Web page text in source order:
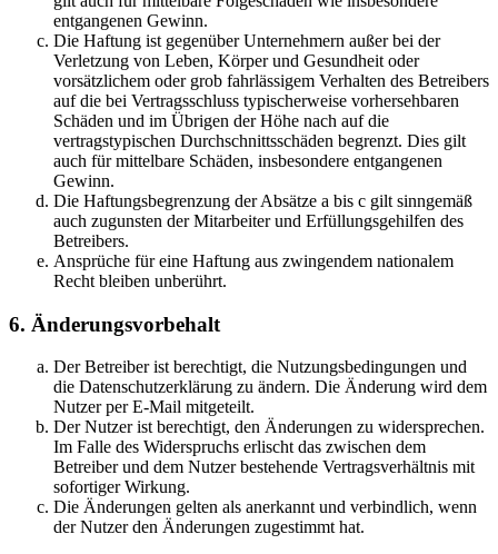
entgangenen Gewinn.
Die Haftung ist gegenüber Unternehmern außer bei der
Verletzung von Leben, Körper und Gesundheit oder
vorsätzlichem oder grob fahrlässigem Verhalten des Betreibers
auf die bei Vertragsschluss typischerweise vorhersehbaren
Schäden und im Übrigen der Höhe nach auf die
vertragstypischen Durchschnittsschäden begrenzt. Dies gilt
auch für mittelbare Schäden, insbesondere entgangenen
Gewinn.
Die Haftungsbegrenzung der Absätze a bis c gilt sinngemäß
auch zugunsten der Mitarbeiter und Erfüllungsgehilfen des
Betreibers.
Ansprüche für eine Haftung aus zwingendem nationalem
Recht bleiben unberührt.
6. Änderungsvorbehalt
Der Betreiber ist berechtigt, die Nutzungsbedingungen und
die Datenschutzerklärung zu ändern. Die Änderung wird dem
Nutzer per E-Mail mitgeteilt.
Der Nutzer ist berechtigt, den Änderungen zu widersprechen.
Im Falle des Widerspruchs erlischt das zwischen dem
Betreiber und dem Nutzer bestehende Vertragsverhältnis mit
sofortiger Wirkung.
Die Änderungen gelten als anerkannt und verbindlich, wenn
der Nutzer den Änderungen zugestimmt hat.